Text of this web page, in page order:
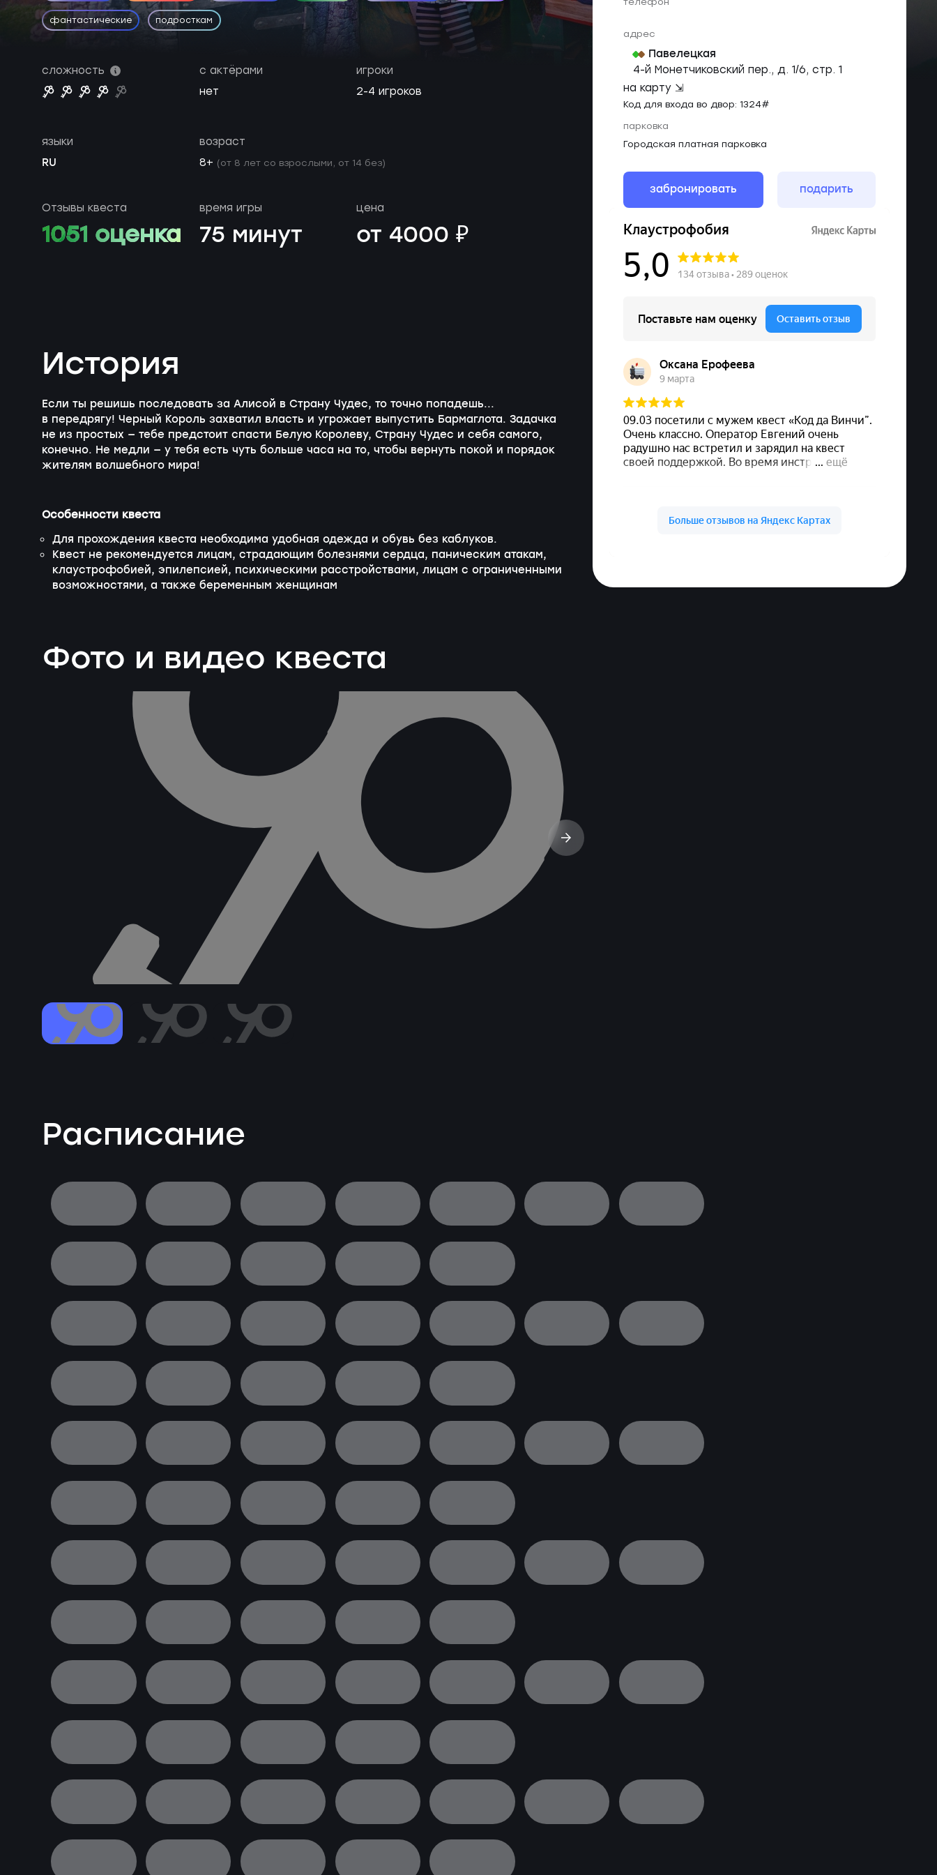
фантастические подросткам
адрес
Павелецкая
4-й Монетчиковский пер., д. 1/6, стр. 1
на карту ⇲
Код для входа во двор: 1324#
парковка
Городская платная парковка
забронировать подарить
сложность
с актёрами
нет
игроки
2-4 игроков
языки
RU
возраст
8+ (от 8 лет со взрослыми, от 14 без)
Отзывы квеста
1051 оценка
время игры
75 минут
цена
от 4000 ₽
История
Если ты решишь последовать за Алисой в Страну Чудес, то точно попадешь...
в передрягу! Черный Король захватил власть и угрожает выпустить Бармаглота. Задачка
не из простых — тебе предстоит спасти Белую Королеву, Страну Чудес и себя самого,
конечно. Не медли — у тебя есть чуть больше часа на то, чтобы вернуть покой и порядок
жителям волшебного мира!
Особенности квеста
Для прохождения квеста необходима удобная одежда и обувь без каблуков.
Квест не рекомендуется лицам, страдающим болезнями сердца, паническим атакам,
клаустрофобией, эпилепсией, психическими расстройствами, лицам с ограниченными
возможностями, а также беременным женщинам
Фото и видео квеста
Расписание